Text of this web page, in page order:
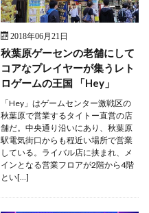
2018年06月21日
秋葉原ゲーセンの老舗にして
コアなプレイヤーが集うレト
ロゲームの王国 「Hey」
「Hey」はゲームセンター激戦区の
秋葉原で営業するタイトー直営の店
舗だ。中央通り沿いにあり、秋葉原
駅電気街口からも程近い場所で営業
している。ライバル店に挟まれ、メ
インとなる営業フロアが2階から4階
とい[…]